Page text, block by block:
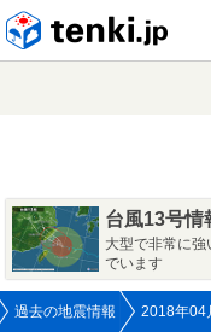
台風13号情
大型で非常に
でいます
過去の地震情報 2018年04